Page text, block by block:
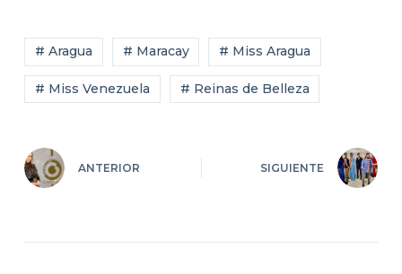
# Aragua # Maracay # Miss Aragua
# Miss Venezuela # Reinas de Belleza
ANTERIOR SIGUIENTE